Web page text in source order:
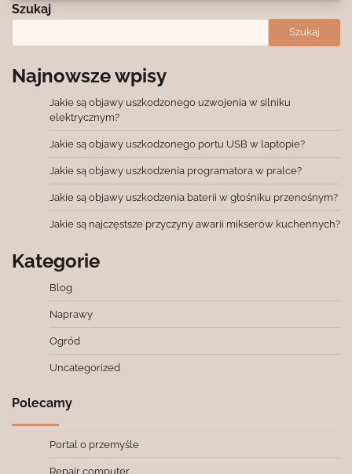
Szukaj
Szukaj
Najnowsze wpisy
Jakie są objawy uszkodzonego uzwojenia w silniku
elektrycznym?
Jakie są objawy uszkodzonego portu USB w laptopie?
Jakie są objawy uszkodzenia programatora w pralce?
Jakie są objawy uszkodzenia baterii w głośniku przenośnym?
Jakie są najczęstsze przyczyny awarii mikserów kuchennych?
Kategorie
Blog
Naprawy
Ogród
Uncategorized
Polecamy
Portal o przemyśle
Repair computer